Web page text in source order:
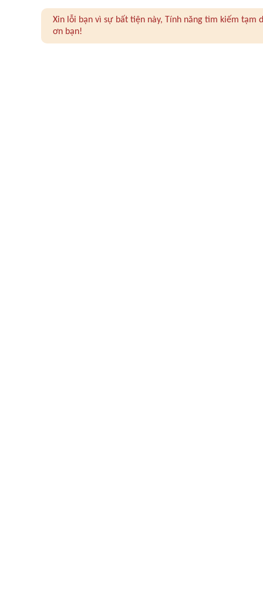
Xin lỗi bạn vì sự bất tiện này, Tính năng tìm kiếm
ơn bạn!